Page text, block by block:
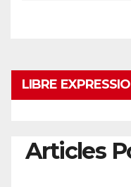
LIBRE
Articles